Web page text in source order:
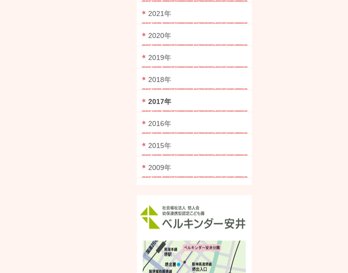
2021年
2020年
2019年
2018年
2017年
2016年
2015年
2009年